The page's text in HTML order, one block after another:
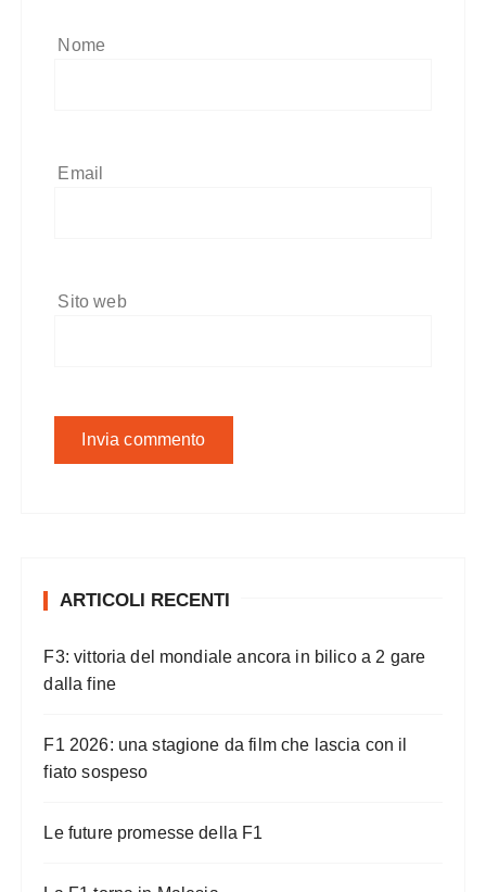
Nome
Email
Sito web
ARTICOLI RECENTI
F3: vittoria del mondiale ancora in bilico a 2 gare
dalla fine
F1 2026: una stagione da film che lascia con il
fiato sospeso
Le future promesse della F1